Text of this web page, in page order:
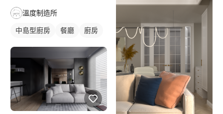
溫度制造所
中島型廚房 餐廳 廚房